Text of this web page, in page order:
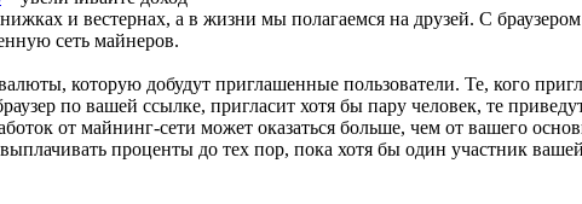
и вестернах, а в жизни мы полагаемся на друзей. С браузером
сеть майнеров.
которую добудут приглашенные пользователи. Те, кого
по вашей ссылке, пригласит хотя бы пару человек, те
от майнинг-сети может оказаться больше, чем от вашего
проценты до тех пор, пока хотя бы один участник